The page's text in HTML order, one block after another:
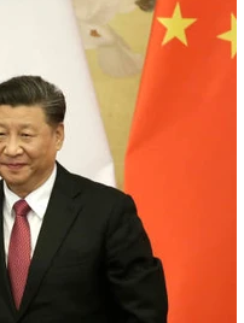
Cina
del Nord Corea
Asia centrale